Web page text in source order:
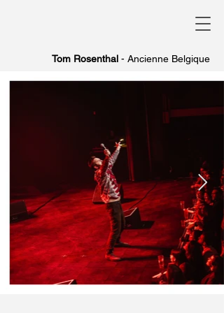
Tom Rosenthal - Ancienne Belgique